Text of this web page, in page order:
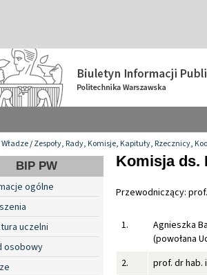
Władze/Zespoły, Rady, Komisje, Kapituły, Rzecznicy,
BIP PW
ogólne
uczelni
osobowy
Komisja ds.
Przewodniczący:
1.
Agnieszka
(powołana
2.
prof. dr hab.